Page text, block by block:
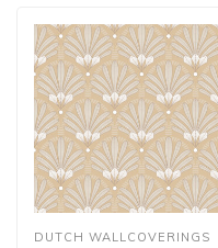
DUTCH WALLCOVERINGS